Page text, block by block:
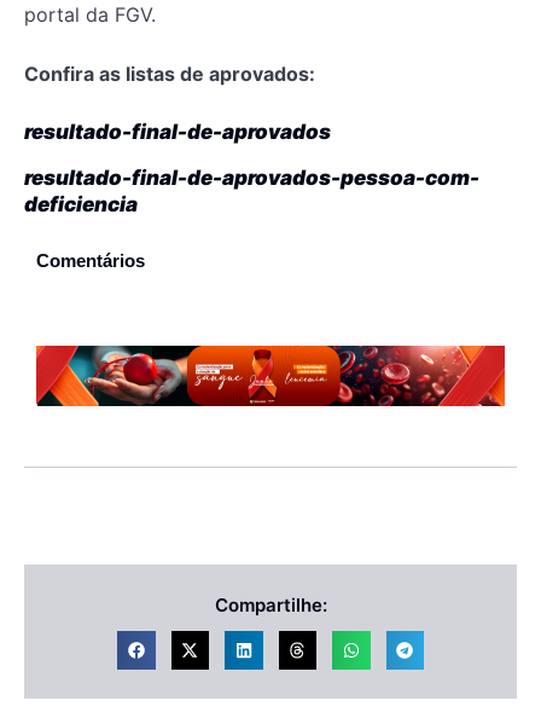
portal da FGV.
Confira as listas de aprovados:
resultado-final-de-aprovados
resultado-final-de-aprovados-pessoa-com-
deficiencia
Comentários
Compartilhe: